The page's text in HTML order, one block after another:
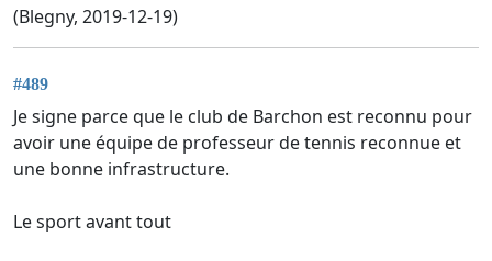
(Blegny, 2019-12-19)
#489
Je signe parce que le club de Barchon est reconnu pour
avoir une équipe de professeur de tennis reconnue et
une bonne infrastructure.
Le sport avant tout